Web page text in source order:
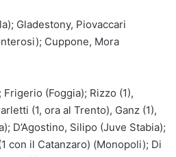
Gladestony, Piovaccari
Cuppone, Mora
(Foggia); Rizzo (1),
(1, ora al Trento), Ganz (1),
D’Agostino, Silipo (Juve Stabia);
con il Catanzaro) (Monopoli); Di